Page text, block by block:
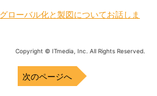
ローバル化と製図についてお話しま
Copyright © ITmedia, Inc. All Rights Reserved.
次のページへ